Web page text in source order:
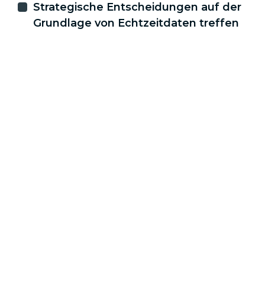
Strategische Entscheidungen auf der
Grundlage von Echtzeitdaten treffen